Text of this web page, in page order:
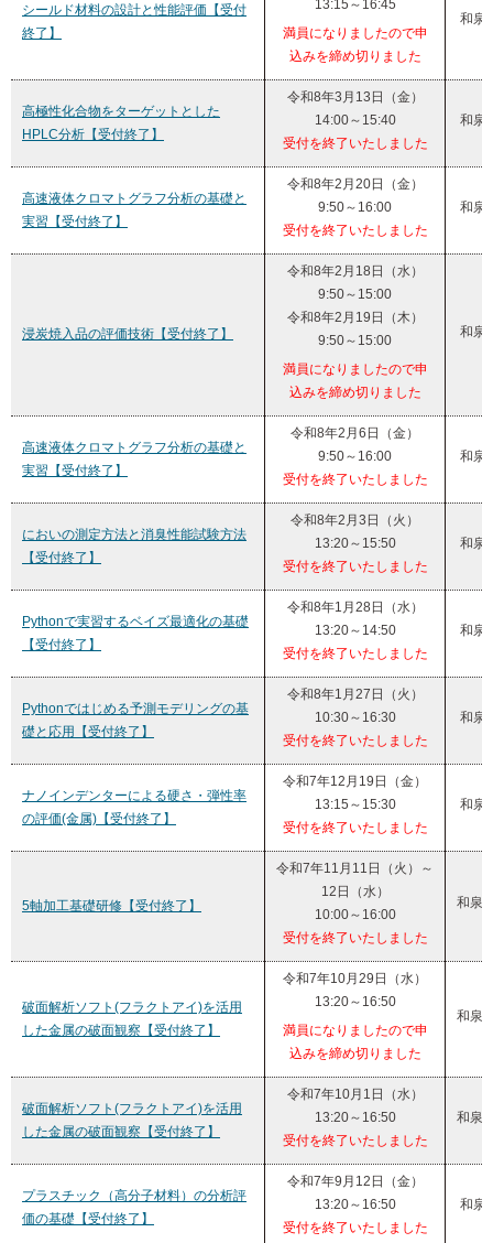
シールド材料の設計と性能評価【受付
終了】
13:15～16:45
満員になりましたので申
込みを締め切りました
和泉
高極性化合物をターゲットとした
HPLC分析【受付終了】
令和8年3月13日（金）
14:00～15:40
受付を終了いたしました
和泉
高速液体クロマトグラフ分析の基礎と
実習【受付終了】
令和8年2月20日（金）
9:50～16:00
受付を終了いたしました
和泉
浸炭焼入品の評価技術【受付終了】
令和8年2月18日（水）
9:50～15:00
令和8年2月19日（木）
9:50～15:00
満員になりましたので申
込みを締め切りました
和泉
高速液体クロマトグラフ分析の基礎と
実習【受付終了】
令和8年2月6日（金）
9:50～16:00
受付を終了いたしました
和泉
においの測定方法と消臭性能試験方法
【受付終了】
令和8年2月3日（火）
13:20～15:50
受付を終了いたしました
和泉
Pythonで実習するベイズ最適化の基礎
【受付終了】
令和8年1月28日（水）
13:20～14:50
受付を終了いたしました
和泉
Pythonではじめる予測モデリングの基
礎と応用【受付終了】
令和8年1月27日（火）
10:30～16:30
受付を終了いたしました
和泉
ナノインデンターによる硬さ・弾性率
の評価(金属)【受付終了】
令和7年12月19日（金）
13:15～15:30
受付を終了いたしました
和泉
5軸加工基礎研修【受付終了】
令和7年11月11日（火）～
12日（水）
10:00～16:00
受付を終了いたしました
和泉
破面解析ソフト(フラクトアイ)を活用
した金属の破面観察【受付終了】
令和7年10月29日（水）
13:20～16:50
満員になりましたので申
込みを締め切りました
和泉
破面解析ソフト(フラクトアイ)を活用
した金属の破面観察【受付終了】
令和7年10月1日（水）
13:20～16:50
受付を終了いたしました
和泉
プラスチック（高分子材料）の分析評
価の基礎【受付終了】
令和7年9月12日（金）
13:20～16:50
受付を終了いたしました
和泉